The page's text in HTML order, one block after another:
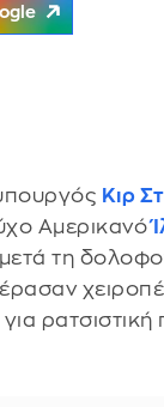
Κιρ
Αμερικανό
τη